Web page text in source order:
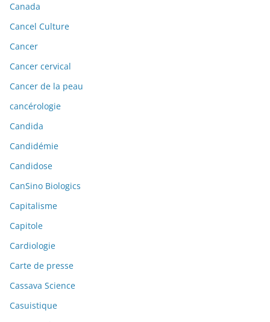
Canada
Cancel Culture
Cancer
Cancer cervical
Cancer de la peau
cancérologie
Candida
Candidémie
Candidose
CanSino Biologics
Capitalisme
Capitole
Cardiologie
Carte de presse
Cassava Science
Casuistique